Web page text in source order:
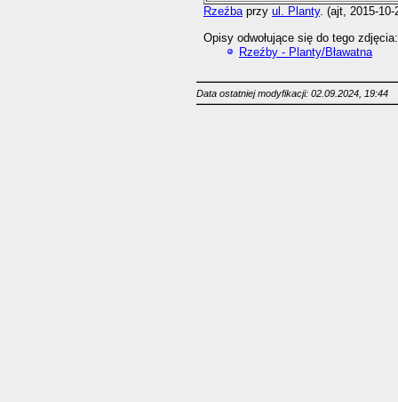
Rzeźbaprzy ul. Planty. (ajt, 2015-10-
Opisy odwołujące się do tego zdjęcia:
Rzeźby - Planty/Bławatna
Data ostatniej modyfikacji: 02.09.2024, 19:44